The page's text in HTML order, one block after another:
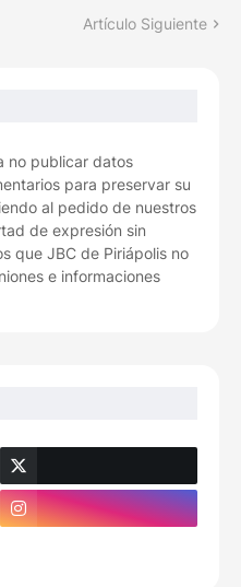
Artículo Siguiente
no publicar datos
para preservar su
al pedido de nuestros
de expresión sin
que JBC de Piriápolis no
e informaciones